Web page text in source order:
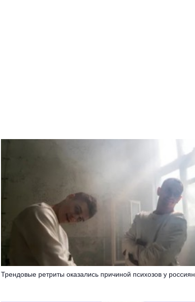
Трендовые ретриты оказались причиной психозов у россиян